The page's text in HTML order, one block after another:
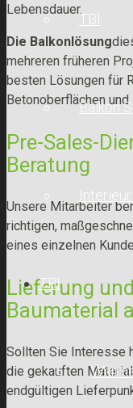
TBI
Balkon
TBI
Lebensdauer.
Die Balkonlösung
mehreren früheren
besten Lösungen für
Betonoberflächen
Pre-Sales-
Beratung
Unsere Mitarbeiter
richtigen,
eines einzelnen
Lieferung
Baumaterial
Sollten Sie Interesse
die gekauften
endgültigen